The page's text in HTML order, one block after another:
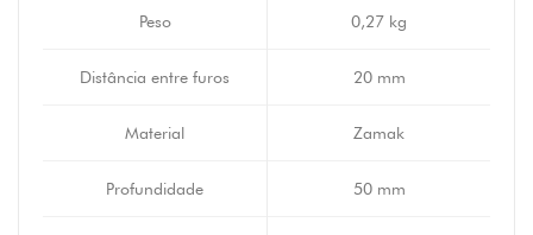
Peso 0,27 kg
Distância entre furos 20 mm
Material Zamak
Profundidade 50 mm